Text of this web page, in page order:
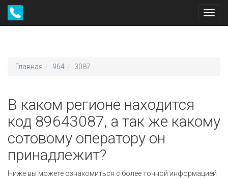
Главная 964 3087
В каком регионе находится
код 89643087, а так же какому
сотовому оператору он
принадлежит?
Ниже вы можете ознакомиться с более точной информацией